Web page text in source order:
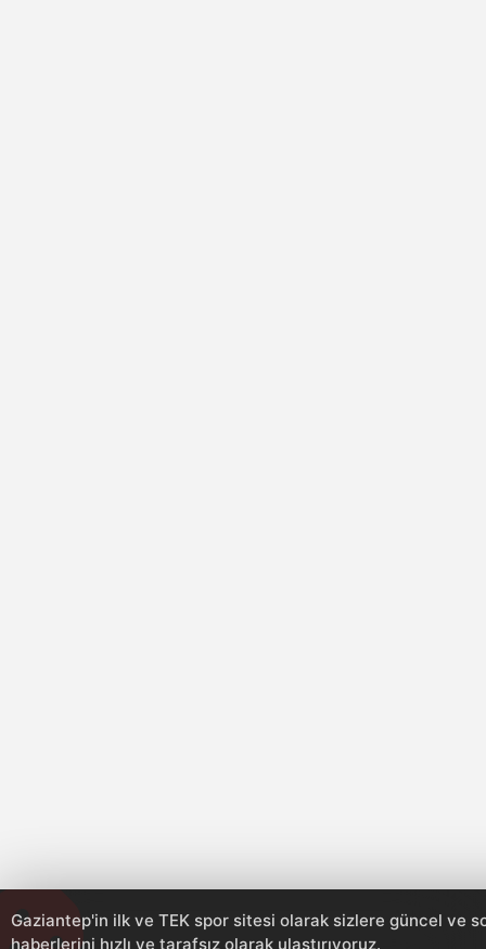
Gaziantep'in ilk ve TEK spor sitesi olarak sizlere güncel ve
haberlerini hızlı ve tarafsız olarak ulaştırıyoruz.